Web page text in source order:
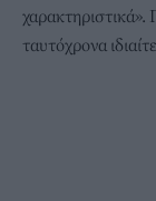
χαρακτηριστικά».
ταυτόχρονα